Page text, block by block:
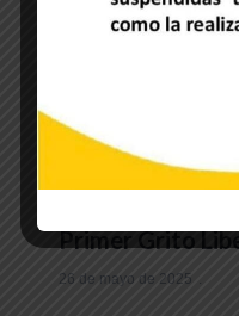
NOTICIAS DE LA EMBAJADA
Embajador
Primer Grito
26 de mayo de 2025